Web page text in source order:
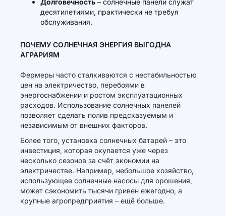
Долговечность – солнечные панели служат
десятилетиями, практически не требуя
обслуживания.
ПОЧЕМУ СОЛНЕЧНАЯ ЭНЕРГИЯ ВЫГОДНА
АГРАРИЯМ
Фермеры часто сталкиваются с нестабильностью
цен на электричество, перебоями в
энергоснабжении и ростом эксплуатационных
расходов. Использование солнечных панелей
позволяет сделать полив предсказуемым и
независимым от внешних факторов.
Более того, установка солнечных батарей – это
инвестиция, которая окупается уже через
несколько сезонов за счёт экономии на
электричестве. Например, небольшое хозяйство,
использующее солнечные насосы для орошения,
может сэкономить тысячи гривен ежегодно, а
крупные агропредприятия – ещё больше.